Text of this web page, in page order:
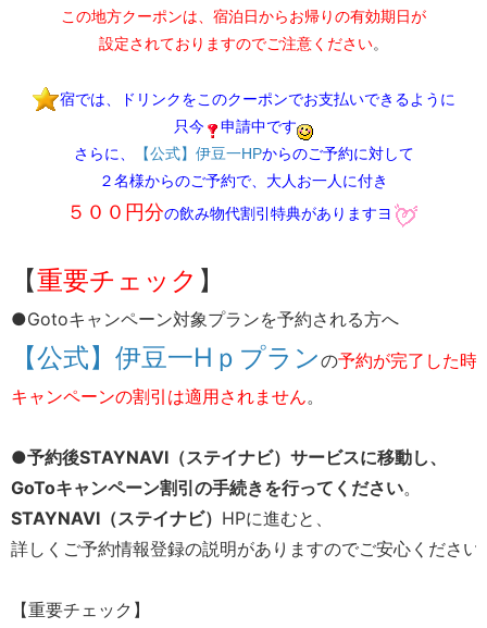
この地方クーポンは、宿泊日からお帰りの有効期日が
設定されておりますのでご注意ください。
宿では、ドリンクをこのクーポンでお支払いできるように
只今
申請中です
さらに、​
【公式】伊豆一HP​からのご予約に対して
２名様からのご予約で、大人お一人に付き
５００円分の飲み物代割引特典がありますヨ​
​【重要チェック 】​
●Gotoキャンペーン対象プランを予約される方へ
【公式】伊豆一Hｐプラン​の予約が完了した時
キャンペーンの割引は適用されません。​
●予約後STAYNAVI（ステイナビ）サービスに移動し、
GoToキャンペーン割引の手続きを行ってください。
STAYNAVI（ステイナビ） HPに進むと、
詳しくご予約情報登録の説明がありますのでご安心ください
【重要チェック】